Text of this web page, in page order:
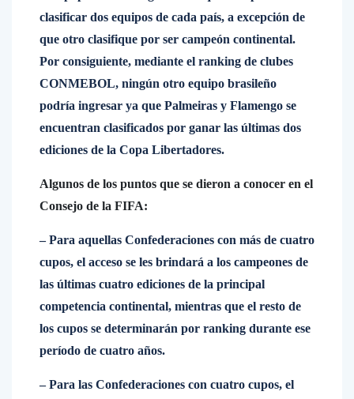
clasificar dos equipos de cada país, a excepción de
que otro clasifique por ser campeón continental.
Por consiguiente, mediante el ranking de clubes
CONMEBOL, ningún otro equipo brasileño
podría ingresar ya que Palmeiras y Flamengo se
encuentran clasificados por ganar las últimas dos
ediciones de la Copa Libertadores.
Algunos de los puntos que se dieron a conocer en el
Consejo de la FIFA:
– Para aquellas Confederaciones con más de cuatro
cupos, el acceso se les brindará a los campeones de
las últimas cuatro ediciones de la principal
competencia continental, mientras que el resto de
los cupos se determinarán por ranking durante ese
período de cuatro años.
– Para las Confederaciones con cuatro cupos, el